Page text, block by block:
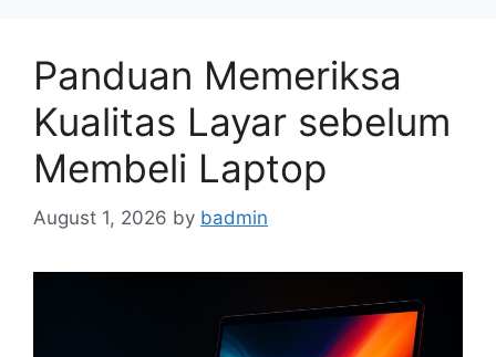
Panduan Memeriksa
Kualitas Layar sebelum
Membeli Laptop
August 1, 2026 by badmin